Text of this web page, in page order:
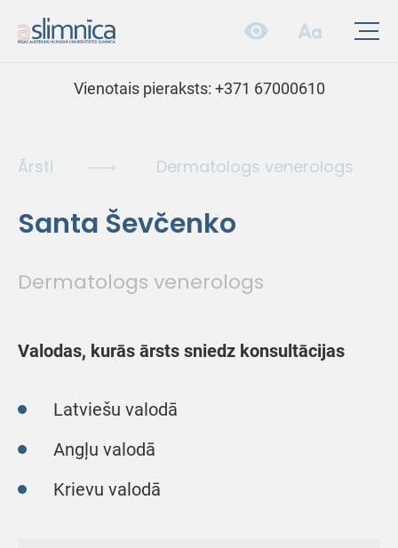
Vienotais pieraksts: +371 67000610
Ārsti Dermatologs venerologs
Santa Ševčenko
Dermatologs venerologs
Valodas, kurās ārsts sniedz konsultācijas
Latviešu valodā
Angļu valodā
Krievu valodā